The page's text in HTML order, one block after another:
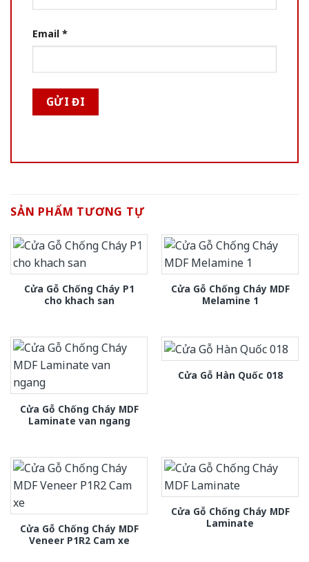
Email *
SẢN PHẨM TƯƠNG TỰ
Cửa Gỗ Chống Cháy P1
cho khach san
Cửa Gỗ Chống Cháy MDF
Melamine 1
Cửa Gỗ Chống Cháy MDF
Laminate van ngang
Cửa Gỗ Hàn Quốc 018
Cửa Gỗ Chống Cháy MDF
Veneer P1R2 Cam xe
Cửa Gỗ Chống Cháy MDF
Laminate